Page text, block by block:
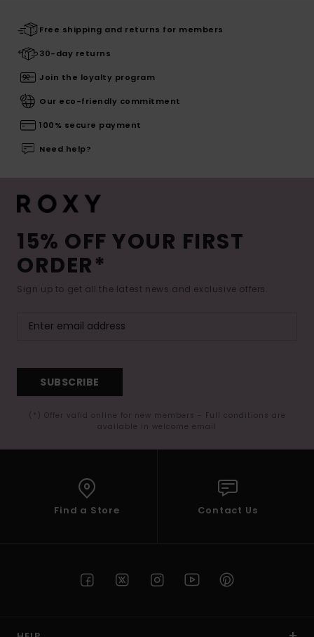
Free shipping and returns for members
30-day returns
Join the loyalty program
Our eco-friendly commitment
100% secure payment
Need help?
15% OFF YOUR FIRST
ORDER*
Sign up to get all the latest news and exclusive offers.
SUBSCRIBE
(*) Offer valid online for new members - Full conditions are
available in welcome email
Find a Store Contact Us